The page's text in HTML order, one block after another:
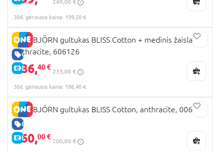
249,00 €
30d. geriausia kaina: 199,20 €
GERA KAINA
E-KAINA
BABYBJÖRN gultukas BLISS Cotton + medinis žaislas,
anthracite, 606126
186,40 €
233,00 €
30d. geriausia kaina: 186,40 €
GERA KAINA
E-KAINA
BABYBJÖRN gultukas BLISS Cotton, anthracite, 006226
160,00 €
200,00 €